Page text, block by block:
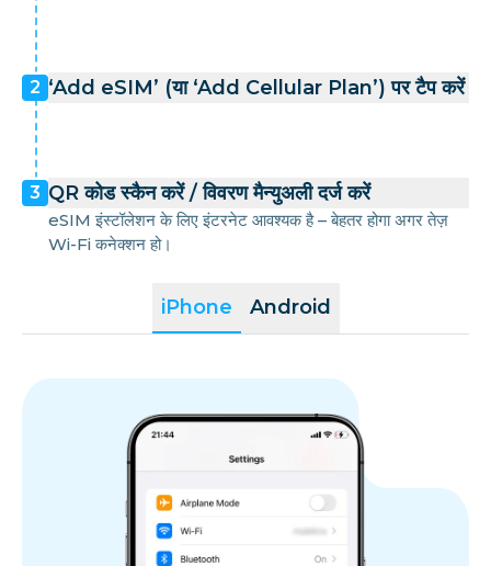
iPhone Android
2 ‘Add eSIM’ (या ‘Add Cellular Plan’) पर टैप करें
3 QR कोड स्कैन करें / विवरण मैन्युअली दर्ज करें
eSIM इंस्टॉलेशन के लिए इंटरनेट आवश्यक है – बेहतर होगा अगर तेज़
Wi-Fi कनेक्शन हो।